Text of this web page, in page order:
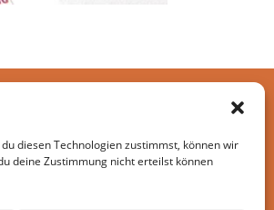
diesen Technologien zustimmst, können wir
deine Zustimmung nicht erteilst können